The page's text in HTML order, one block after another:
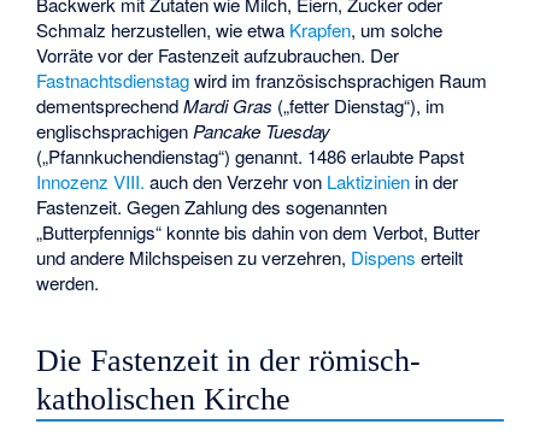
Schmalz herzustellen, wie etwa Krapfen, um solche
Vorräte vor der Fastenzeit aufzubrauchen. Der
Fastnachtsdienstagwird im französischsprachigen Raum
dementsprechendMardi Gras („fetter Dienstag“), im
englischsprachigenPancake Tuesday
(„Pfannkuchendienstag“) genannt. 1486 erlaubte Papst
Innozenz VIII. auch den Verzehr von Laktizinien in der
Fastenzeit. Gegen Zahlung des sogenannten
„Butterpfennigs“ konnte bis dahin von dem Verbot, Butter
und andere Milchspeisen zu verzehren, Dispens erteilt
werden.
Die Fastenzeit in der römisch-
katholischen Kirche